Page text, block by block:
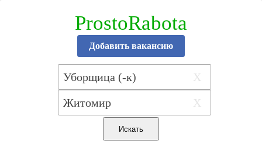
ProstoRabota
Добавить вакансию
X
X